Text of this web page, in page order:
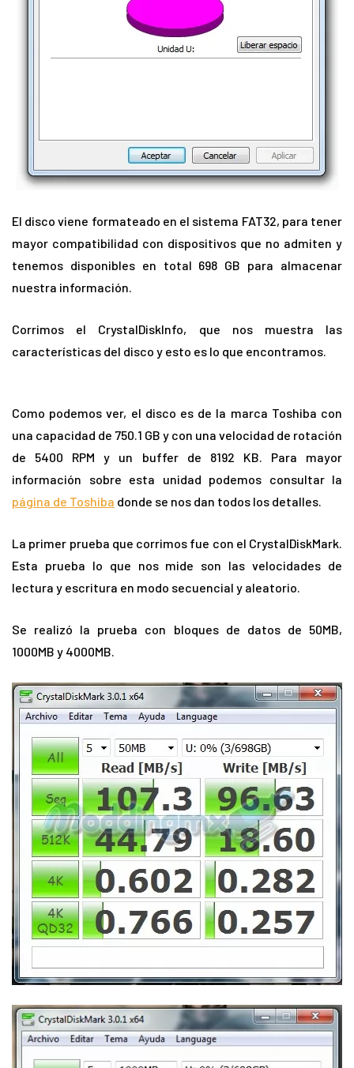
El disco viene formateado en el sistema FAT32, para tener
mayor compatibilidad con dispositivos que no admiten y
tenemos disponibles en total 698 GB para almacenar
nuestra información.
Corrimos el CrystalDiskInfo, que nos muestra las
características del disco y esto es lo que encontramos.
Como podemos ver, el disco es de la marca Toshiba con
una capacidad de 750.1 GB y con una velocidad de rotación
de 5400 RPM y un buffer de 8192 KB. Para mayor
información sobre esta unidad podemos consultar la
página de Toshiba donde se nos dan todos los detalles.
La primer prueba que corrimos fue con el CrystalDiskMark.
Esta prueba lo que nos mide son las velocidades de
lectura y escritura en modo secuencial y aleatorio.
Se realizó la prueba con bloques de datos de 50MB,
1000MB y 4000MB.